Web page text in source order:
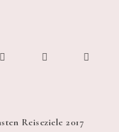
Reiseziele 2017